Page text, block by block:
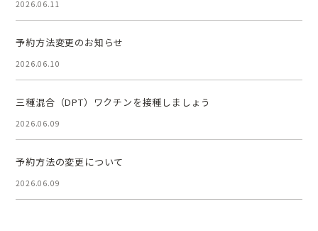
2026.06.11
予約方法変更のお知らせ
2026.06.10
三種混合（DPT）ワクチンを接種しましょう
2026.06.09
予約方法の変更について
2026.06.09